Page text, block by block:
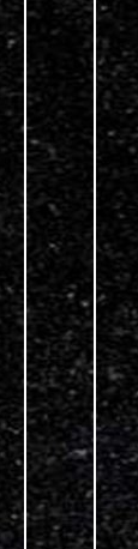
(1-10 мм.)